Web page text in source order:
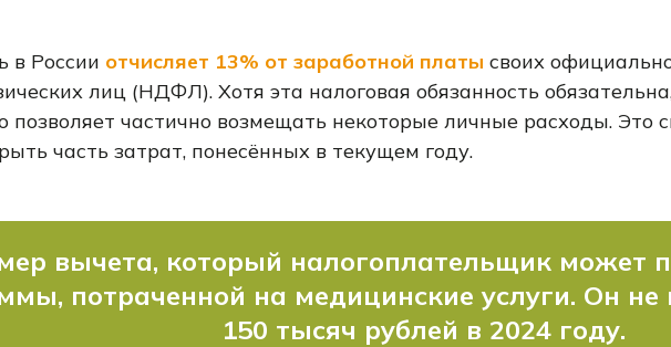
в России отчисляет 13% от заработной платы своих
лиц (НДФЛ). Хотя эта налоговая обязанность
позволяет частично возмещать некоторые личные расходы. Это
часть затрат, понесённых в текущем году.
вычета, который налогоплательщик может
потраченной на медицинские услуги. Он
150 тысяч рублей в 2024 году.